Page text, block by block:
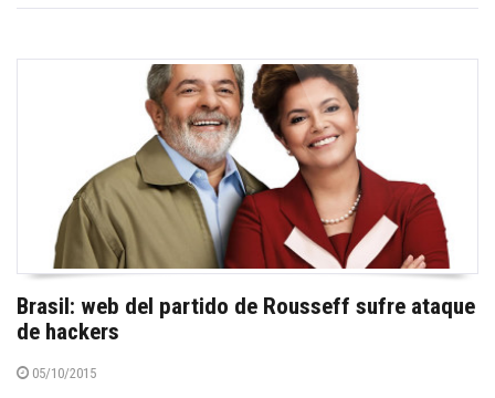
Brasil: web del partido de Rousseff sufre ataque
de hackers
05/10/2015